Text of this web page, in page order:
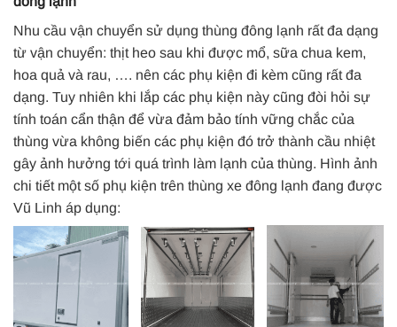
Nhu cầu vận chuyển sử dụng thùng đông lạnh rất đa dạng
từ vận chuyển: thịt heo sau khi được mổ, sữa chua kem,
hoa quả và rau, …. nên các phụ kiện đi kèm cũng rất đa
dạng. Tuy nhiên khi lắp các phụ kiện này cũng đòi hỏi sự
tính toán cẩn thận để vừa đảm bảo tính vững chắc của
thùng vừa không biến các phụ kiện đó trở thành cầu nhiệt
gây ảnh hưởng tới quá trình làm lạnh của thùng. Hình ảnh
chi tiết một số phụ kiện trên thùng xe đông lạnh đang được
Vũ Linh áp dụng: